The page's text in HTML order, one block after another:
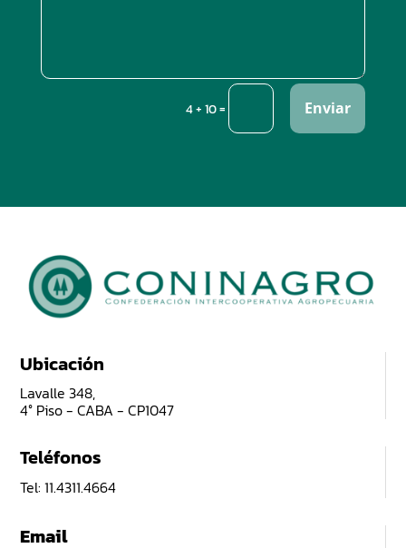
4 + 10= Enviar
Ubicación
Lavalle 348,
4° Piso - CABA - CP1047
Teléfonos
Tel: 11.4311.4664
Email